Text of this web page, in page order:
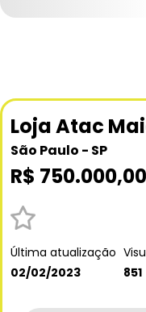
Loja Atac
São Paulo - SP
R$ 750.000,00
Última atualização
02/02/2023
851